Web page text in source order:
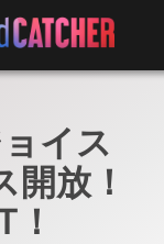
イス
放！